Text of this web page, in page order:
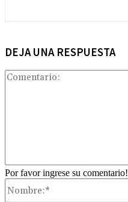
DEJA UNA RESPUESTA
Por favor ingrese su comentario!